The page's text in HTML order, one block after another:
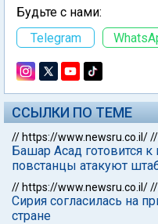
Будьте с нами:
Telegram
ССЫЛКИ ПО ТЕМЕ
// https://www.newsru.co.il///
Башар Асад готовится к
повстанцы атакуют
// https://www.newsru.co.il///
Сирия согласилась на
стране